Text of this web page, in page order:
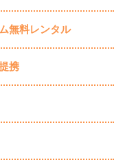
無料レンタル
携